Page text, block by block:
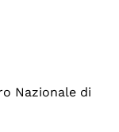
Nazionale di